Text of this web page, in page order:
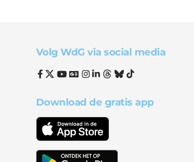
Volg WdG via social media
Download de gratis app